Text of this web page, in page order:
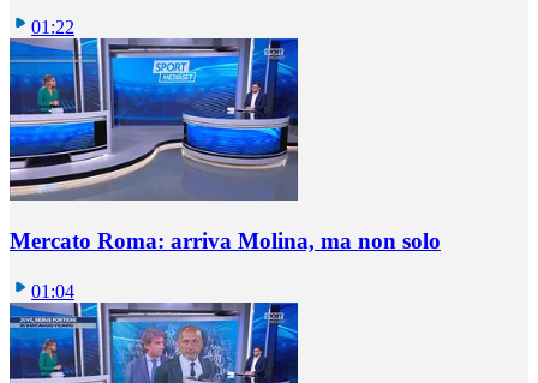
01:22
Mercato Roma: arriva Molina, ma non solo
01:04